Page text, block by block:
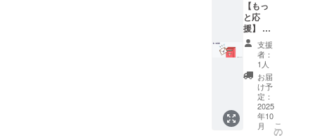
むらを
応援し
てくだ
さい。
※送料、
消費税
込みの
金額で
す。 ※
カラー
は画像
の緑の
くる
「上乗
せ支援
で応援
しよ
う」の
ところ
からお
気持ち
分を追
加過金
いただ
【もっ
と応
援】 感
謝の気
持ちを
込めて
お礼の
お手紙
とイベ
ント当
日の写
真を送
支援
者：
1人
お届
け予
定：
2025
年10
月
こ
の